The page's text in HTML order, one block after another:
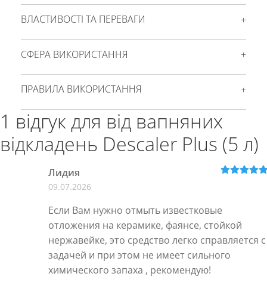
ВЛАСТИВОСТІ ТА ПЕРЕВАГИ
СФЕРА ВИКОРИСТАННЯ
ПРАВИЛА ВИКОРИСТАННЯ
1 відгук для від вапняних
відкладень Descaler Plus (5 л)
Лидия
09.07.2026
Если Вам нужно отмыть известковые
отложения на керамике, фаянсе, стойкой
нержавейке, это средство легко справляется с
задачей и при этом не имеет сильного
химического запаха , рекомендую!